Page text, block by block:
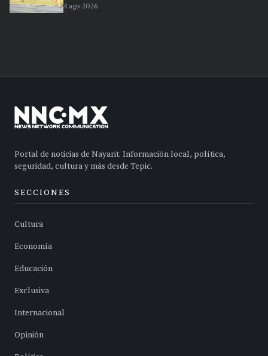
4 ago 2026
Portal de noticias de Nayarit. Información local, política,
seguridad, cultura y más desde Tepic.
SECCIONES
Cultura
Economía
Educación
Exclusiva
Internacional
Opinión